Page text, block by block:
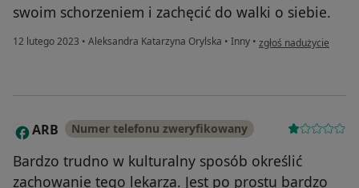
swoim schorzeniem i zachęcić do walki o siebie.
12 lutego 2023 • Aleksandra Katarzyna Orylska • Inny • w opinii użytkownika
zgłoś nadużycie
A ARB Numer telefonu zweryfikowany
Bardzo trudno w kulturalny sposób określić
zachowanie tego lekarza. Jest po prostu bardzo